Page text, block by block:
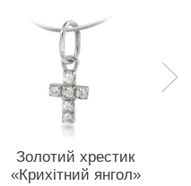
Золотий хрестик
«Крихітний янгол»